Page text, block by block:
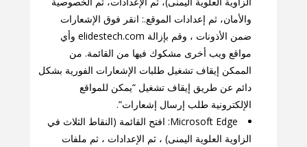
والأمان، ثم إعدادات الموقع.: انقر فوق الإشعارات
ضمن الأذونات ، وقم بإزالة elidestech.com وأي
مواقع ويب أخرى مشكوك فيها من القائمة. من
الممكن إيقاف تشغيل طلبات الإشعارات الفورية بشكل
دائم عن طريق إيقاف تشغيل “يمكن للمواقع
الإلكترونية طلب إرسال إشعارات”.
Microsoft Edge: افتح القائمة (النقاط الثلاث في
الزاوية العلوية اليمنى) ، ثم الإعدادات ، ثم ملفات